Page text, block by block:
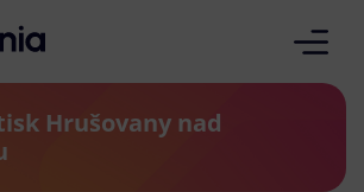
Hrušovany nad